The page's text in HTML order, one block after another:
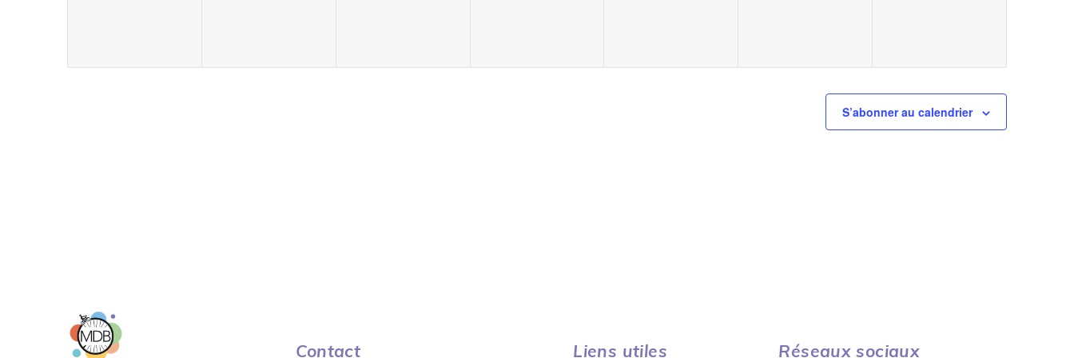
S’abonner au calendrier
Contact Liens utiles Réseaux sociaux